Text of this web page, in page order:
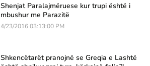
Shenjat Paralajmëruese kur trupi është i
mbushur me Parazitë
4/23/2016 03:13:00 PM
Shkencëtarët pranojnë se Greqia e Lashtë